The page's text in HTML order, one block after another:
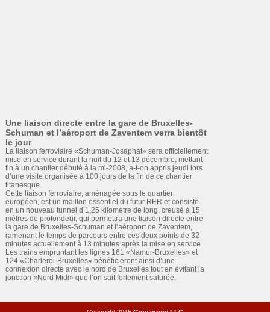
Une liaison directe entre la gare de Bruxelles-
Schuman et l’aéroport de Zaventem verra bientôt
le jour
La liaison ferroviaire «Schuman-Josaphat» sera officiellement
mise en service durant la nuit du 12 et 13 décembre, mettant
fin à un chantier débuté à la mi-2008, a-t-on appris jeudi lors
d’une visite organisée à 100 jours de la fin de ce chantier
titanesque.
Cette liaison ferroviaire, aménagée sous le quartier
européen, est un maillon essentiel du futur RER et consiste
en un nouveau tunnel d’1,25 kilomètre de long, creusé à 15
mètres de profondeur, qui permettra une liaison directe entre
la gare de Bruxelles-Schuman et l’aéroport de Zaventem,
ramenant le temps de parcours entre ces deux points de 32
minutes actuellement à 13 minutes après la mise en service.
Les trains empruntant les lignes 161 «Namur-Bruxelles» et
124 «Charleroi-Bruxelles» bénéficieront ainsi d’une
connexion directe avec le nord de Bruxelles tout en évitant la
jonction «Nord Midi» que l’on sait fortement saturée.